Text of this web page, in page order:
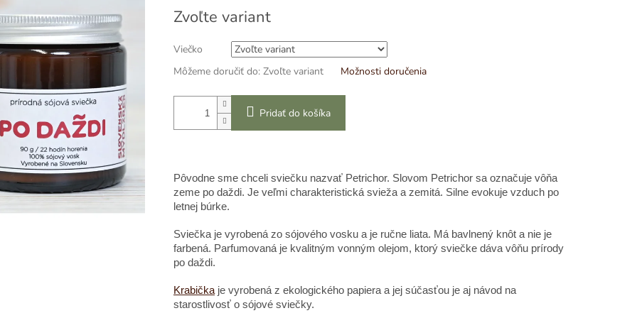
Zvoľte variant
Viečko
Môžeme doručiť do: Zvoľte variant Možnosti doručenia
Pridať do košíka
Pôvodne sme chceli sviečku nazvať Petrichor. Slovom Petrichor sa označuje vôňa
zeme po daždi. Je veľmi charakteristická svieža a zemitá. Silne evokuje vzduch po
letnej búrke.
Sviečka je vyrobená zo sójového vosku a je ručne liata. Má bavlnený knôt a nie je
farbená. Parfumovaná je kvalitným vonným olejom, ktorý sviečke dáva vôňu prírody
po daždi.
Krabičkaje vyrobená z ekologického papiera a jej súčasťou je aj návod na
starostlivosť o sójové sviečky.